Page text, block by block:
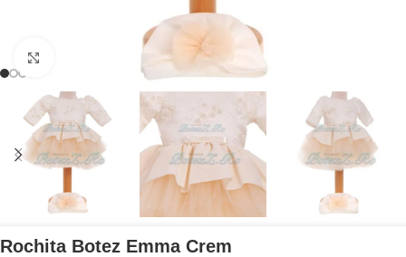
Mărește imaginea
Rochita Botez Emma Crem